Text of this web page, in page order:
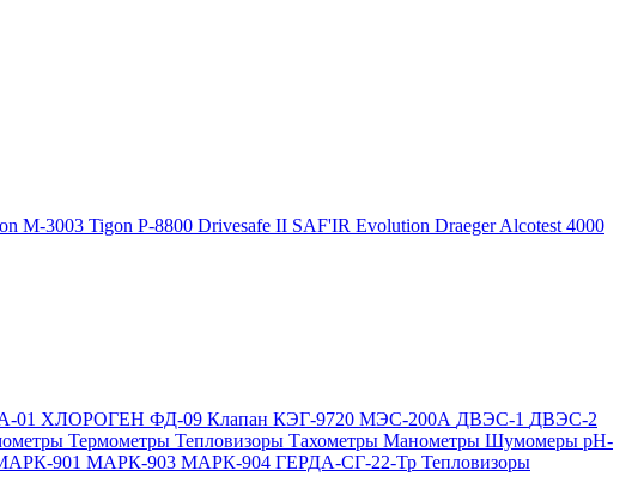
M-3003 Tigon P-8800 Drivesafe II SAF'IR Evolution Draeger Alcotest 4000
01 ХЛОРОГЕН ФД-09 Клапан КЭГ-9720 МЭС-200А ДВЭС-1 ДВЭС-2
Термометры Тепловизоры Тахометры Манометры Шумомеры pH-
901 МАРК-903 МАРК-904 ГЕРДА-СГ-22-Тр Тепловизоры